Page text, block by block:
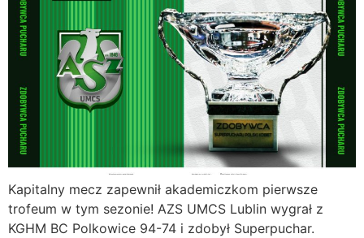
Kapitalny mecz zapewnił akademiczkom pierwsze
trofeum w tym sezonie! AZS UMCS Lublin wygrał z
KGHM BC Polkowice 94-74 i zdobył Superpuchar.